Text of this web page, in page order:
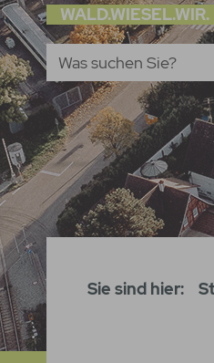
WALD.WIESEL.WIR.
Sie sind hier: